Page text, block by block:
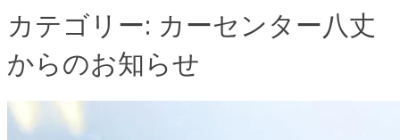
カテゴリー: カーセンター八丈
からのお知らせ